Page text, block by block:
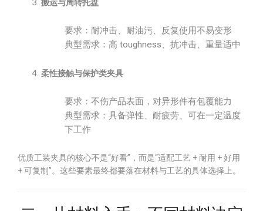
搬运与周转托盘
要求：耐冲击、耐油污、反复使用不易变形
典型需求：高 toughness、抗冲击、重量适中
柔性接触与保护类夹具
要求：不伤产品表面，对异形件有包覆能力
典型需求：具备弹性、耐疲劳、可在一定温度
下工作
优质工装夹具的核心不是“好看”，而是“适配工艺 + 耐用 + 好用
+ 可复制”。这些要素最终都要落在材料与工艺的具体选择上。